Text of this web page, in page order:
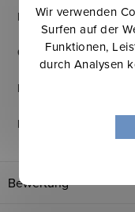
Wir verwenden
Surfen auf der
Funktionen,
durch Analysen
Breite:
Gewicht:
Fixierung
Herkunftsland
Bewertung